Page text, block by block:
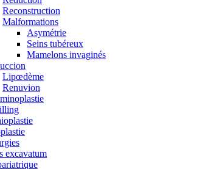
Reconstruction
Malformations
Asymétrie
Seins tubéreux
Mamelons invaginés
Lipœdème
Renuvion
excavatum